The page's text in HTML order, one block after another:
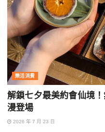
樂活消費
解鎖七夕最美約會仙境
漫登場
2026 年 7 月 23 日